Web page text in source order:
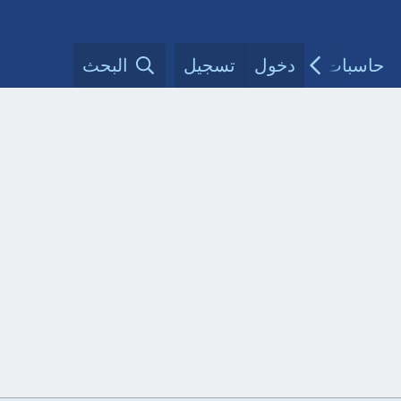
حاسبات طبية مقالات الأطباءدخول تسجيل البحث